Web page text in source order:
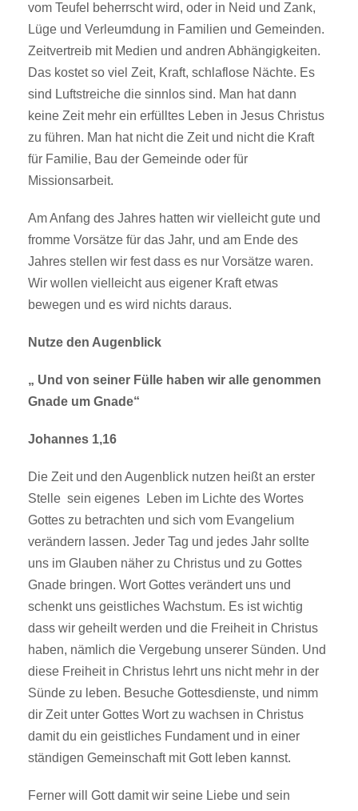
vom Teufel beherrscht wird, oder in Neid und Zank,
Lüge und Verleumdung in Familien und Gemeinden.
Zeitvertreib mit Medien und andren Abhängigkeiten.
Das kostet so viel Zeit, Kraft, schlaflose Nächte. Es
sind Luftstreiche die sinnlos sind. Man hat dann
keine Zeit mehr ein erfülltes Leben in Jesus Christus
zu führen. Man hat nicht die Zeit und nicht die Kraft
für Familie, Bau der Gemeinde oder für
Missionsarbeit.
Am Anfang des Jahres hatten wir vielleicht gute und
fromme Vorsätze für das Jahr, und am Ende des
Jahres stellen wir fest dass es nur Vorsätze waren.
Wir wollen vielleicht aus eigener Kraft etwas
bewegen und es wird nichts daraus.
Nutze den Augenblick
„ Und von seiner Fülle haben wir alle genommen
Gnade um Gnade“
Johannes 1,16
Die Zeit und den Augenblick nutzen heißt an erster
Stelle sein eigenes Leben im Lichte des Wortes
Gottes zu betrachten und sich vom Evangelium
verändern lassen. Jeder Tag und jedes Jahr sollte
uns im Glauben näher zu Christus und zu Gottes
Gnade bringen. Wort Gottes verändert uns und
schenkt uns geistliches Wachstum. Es ist wichtig
dass wir geheilt werden und die Freiheit in Christus
haben, nämlich die Vergebung unserer Sünden. Und
diese Freiheit in Christus lehrt uns nicht mehr in der
Sünde zu leben. Besuche Gottesdienste, und nimm
dir Zeit unter Gottes Wort zu wachsen in Christus
damit du ein geistliches Fundament und in einer
ständigen Gemeinschaft mit Gott leben kannst.
Ferner will Gott damit wir seine Liebe und sein